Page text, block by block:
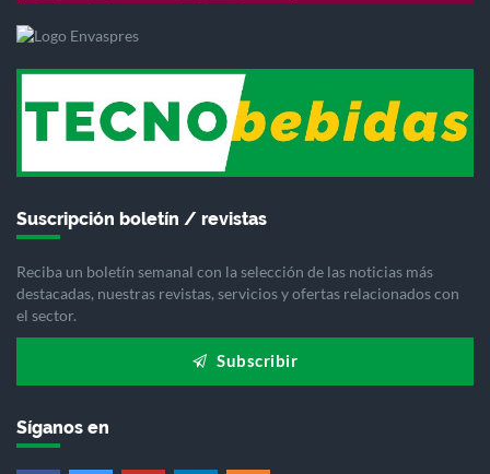
Suscripción boletín / revistas
Reciba un boletín semanal con la selección de las noticias más
destacadas, nuestras revistas, servicios y ofertas relacionados con
el sector.
Subscribir
Síganos en